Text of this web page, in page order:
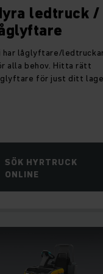
ledtruck /
har låglyftare/
alla behov. Hitta rätt
för just ditt
SÖK HYRTRUCK
ONLINE